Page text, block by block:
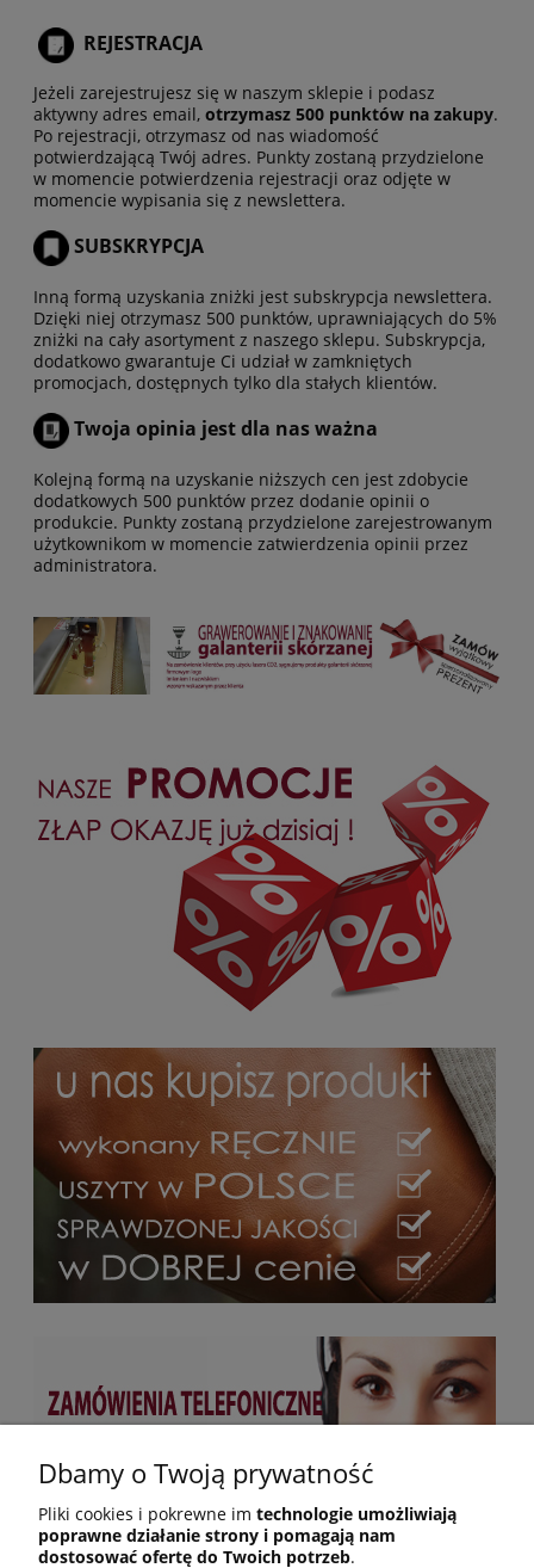
REJESTRACJA
Jeżeli zarejestrujesz się w naszym sklepie i podasz
aktywny adres email, otrzymasz 500 punktów na zakupy.
Po rejestracji, otrzymasz od nas wiadomość
potwierdzającą Twój adres. Punkty zostaną przydzielone
w momencie potwierdzenia rejestracji oraz odjęte w
momencie wypisania się z newslettera.
SUBSKRYPCJA
Inną formą uzyskania zniżki jest subskrypcja newslettera.
Dzięki niej otrzymasz 500 punktów, uprawniających do 5%
zniżki na cały asortyment z naszego sklepu. Subskrypcja,
dodatkowo gwarantuje Ci udział w zamkniętych
promocjach, dostępnych tylko dla stałych klientów.
Twoja opinia jest dla nas ważna
Kolejną formą na uzyskanie niższych cen jest zdobycie
dodatkowych 500 punktów przez dodanie opinii o
produkcie. Punkty zostaną przydzielone zarejestrowanym
użytkownikom w momencie zatwierdzenia opinii przez
administratora.
Dbamy o Twoją prywatność
Pliki cookies i pokrewne im technologie umożliwiają
poprawne działanie strony i pomagają nam
dostosować ofertę do Twoich potrzeb.